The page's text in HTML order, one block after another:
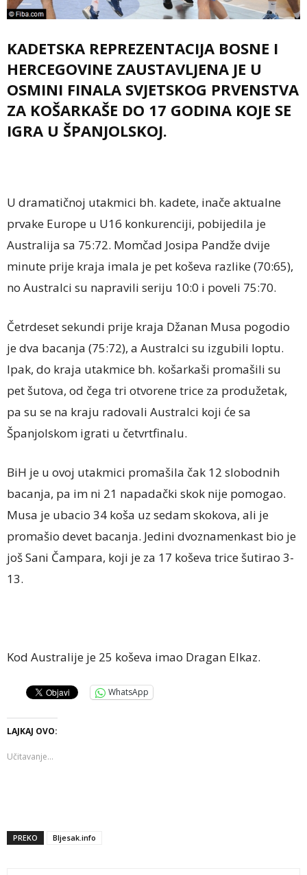
KADETSKA REPREZENTACIJA BOSNE I
HERCEGOVINE ZAUSTAVLJENA JE U
OSMINI FINALA SVJETSKOG PRVENSTVA
ZA KOŠARKAŠE DO 17 GODINA KOJE SE
IGRA U ŠPANJOLSKOJ.
U dramatičnoj utakmici bh. kadete, inače aktualne
prvake Europe u U16 konkurenciji, pobijedila je
Australija sa 75:72. Momčad Josipa Pandže dvije
minute prije kraja imala je pet koševa razlike (70:65),
no Australci su napravili seriju 10:0 i poveli 75:70.
Četrdeset sekundi prije kraja Džanan Musa pogodio
je dva bacanja (75:72), a Australci su izgubili loptu.
Ipak, do kraja utakmice bh. košarkaši promašili su
pet šutova, od čega tri otvorene trice za produžetak,
pa su se na kraju radovali Australci koji će sa
Španjolskom igrati u četvrtfinalu.
BiH je u ovoj utakmici promašila čak 12 slobodnih
bacanja, pa im ni 21 napadački skok nije pomogao.
Musa je ubacio 34 koša uz sedam skokova, ali je
promašio devet bacanja. Jedini dvoznamenkast bio je
još Sani Čampara, koji je za 17 koševa trice šutirao 3-
13.
Kod Australije je 25 koševa imao Dragan Elkaz.
WhatsApp
LAJKAJ OVO:
Učitavanje...
PREKO Bljesak.info